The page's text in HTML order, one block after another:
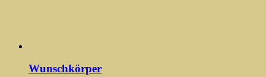
Wunschkörper